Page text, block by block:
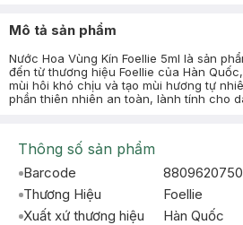
Mô tả sản phẩm
Nước Hoa Vùng Kín Foellie 5ml là sản
đến từ thương hiệu Foellie của Hàn
mùi hôi khó chịu và tạo mùi hương tự
phần thiên nhiên an toàn, lành tính cho
Thông số sản phẩm
Barcode
Thương Hiệu
Foellie
Xuất xứ thương hiệu
Hàn Quốc